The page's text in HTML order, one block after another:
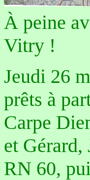
À peine
Vitry !
Jeudi 26
prêts à
Carpe
et
RN 60,